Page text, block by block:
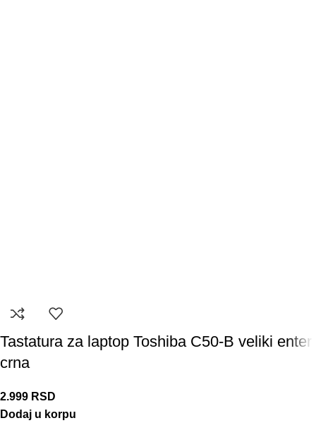
Tastatura za laptop Toshiba C50-B veliki enter
crna
2.999 RSD
Dodaj u korpu